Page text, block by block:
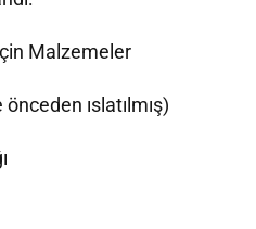
Malzemeler
ıslatılmış)